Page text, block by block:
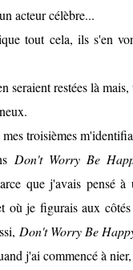
acteur célèbre...
tout cela, ils s'en
seraient restées là
troisièmes
Don't Worry Be
que j'avais pensé
où je figurais aux
Don't Worry Be
j'ai commencé à